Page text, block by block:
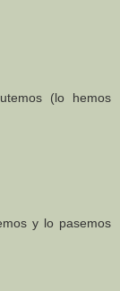
(lo hemos
y lo pasemos